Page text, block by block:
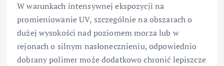
W warunkach intensywnej ekspozycji na
promieniowanie UV, szczególnie na obszarach o
dużej wysokości nad poziomem morza lub w
rejonach o silnym nasłonecznieniu, odpowiednio
dobrany polimer może dodatkowo chronić lepiszcze